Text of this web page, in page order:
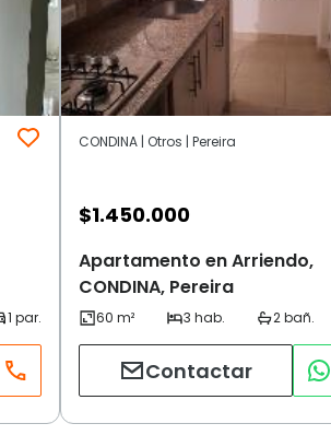
CONDINA | Otros | Pereira
$1.450.000
Apartamento en Arriendo,
CONDINA, Pereira
Contactar